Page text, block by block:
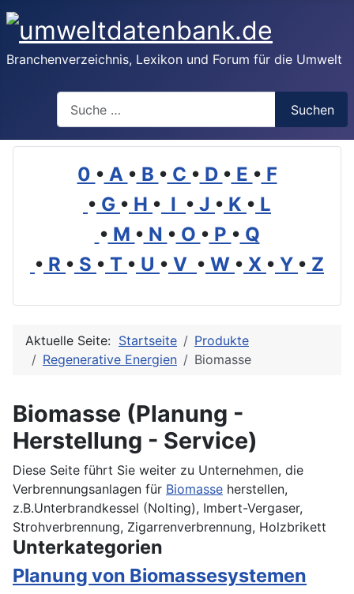
Branchenverzeichnis, Lexikon und Forum für die Umwelt
Suchen
0 • A • B • C • D • E • F
• G • H • I • J • K • L
• M • N • O • P • Q
• R • S • T • U • V • W • X • Y • Z
Aktuelle Seite: Startseite
Produkte
Regenerative Energien
Biomasse
Biomasse (Planung -
Herstellung - Service)
Diese Seite führt Sie weiter zu Unternehmen, die
Verbrennungsanlagen für Biomasse herstellen,
z.B.Unterbrandkessel (Nolting), Imbert-Vergaser,
Strohverbrennung, Zigarrenverbrennung, Holzbrikett
Unterkategorien
Planung von Biomassesystemen